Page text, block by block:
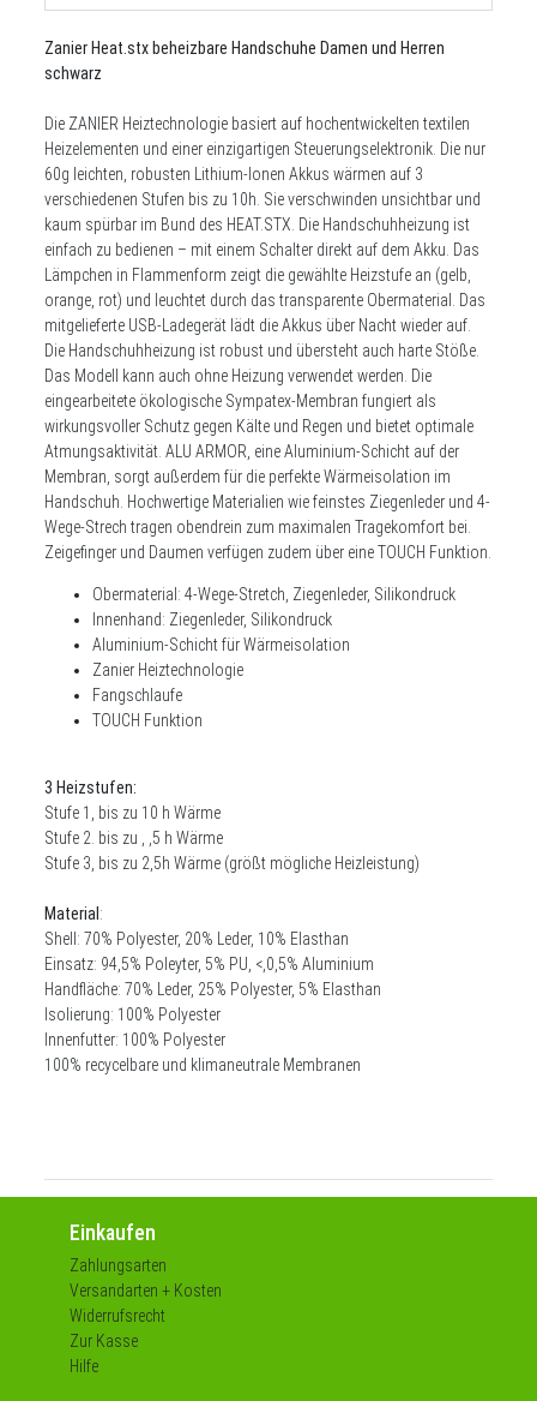
Zanier Heat.stx beheizbare Handschuhe Damen und Herren
schwarz
Die ZANIER Heiztechnologie basiert auf hochentwickelten textilen
Heizelementen und einer einzigartigen Steuerungselektronik. Die nur
60g leichten, robusten Lithium-Ionen Akkus wärmen auf 3
verschiedenen Stufen bis zu 10h. Sie verschwinden unsichtbar und
kaum spürbar im Bund des HEAT.STX. Die Handschuhheizung ist
einfach zu bedienen – mit einem Schalter direkt auf dem Akku. Das
Lämpchen in Flammenform zeigt die gewählte Heizstufe an (gelb,
orange, rot) und leuchtet durch das transparente Obermaterial. Das
mitgelieferte USB-Ladegerät lädt die Akkus über Nacht wieder auf.
Die Handschuhheizung ist robust und übersteht auch harte Stöße.
Das Modell kann auch ohne Heizung verwendet werden. Die
eingearbeitete ökologische Sympatex-Membran fungiert als
wirkungsvoller Schutz gegen Kälte und Regen und bietet optimale
Atmungsaktivität. ALU ARMOR, eine Aluminium-Schicht auf der
Membran, sorgt außerdem für die perfekte Wärmeisolation im
Handschuh. Hochwertige Materialien wie feinstes Ziegenleder und 4-
Wege-Strech tragen obendrein zum maximalen Tragekomfort bei.
Zeigefinger und Daumen verfügen zudem über eine TOUCH Funktion.
Obermaterial: 4-Wege-Stretch, Ziegenleder, Silikondruck
Innenhand: Ziegenleder, Silikondruck
Aluminium-Schicht für Wärmeisolation
Zanier Heiztechnologie
Fangschlaufe
TOUCH Funktion
3 Heizstufen:
Stufe 1, bis zu 10 h Wärme
Stufe 2. bis zu , ,5 h Wärme
Stufe 3, bis zu 2,5h Wärme (größt mögliche Heizleistung)
Material :
Shell: 70% Polyester, 20% Leder, 10% Elasthan
Einsatz: 94,5% Poleyter, 5% PU, <,0,5% Aluminium
Handfläche: 70% Leder, 25% Polyester, 5% Elasthan
Isolierung: 100% Polyester
Innenfutter: 100% Polyester
100% recycelbare und klimaneutrale Membranen
Einkaufen
Zahlungsarten
Versandarten + Kosten
Widerrufsrecht
Zur Kasse
Hilfe